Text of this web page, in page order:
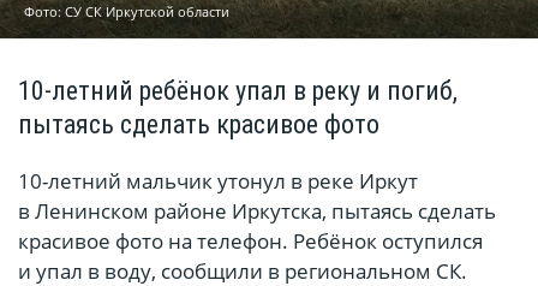
Фото: СУ СК Иркутской области
10-летний ребёнок упал в реку и погиб,
пытаясь сделать красивое фото
10-летний мальчик утонул в реке Иркут
в Ленинском районе Иркутска, пытаясь сделать
красивое фото на телефон. Ребёнок оступился
и упал в воду, сообщили в региональном СК.